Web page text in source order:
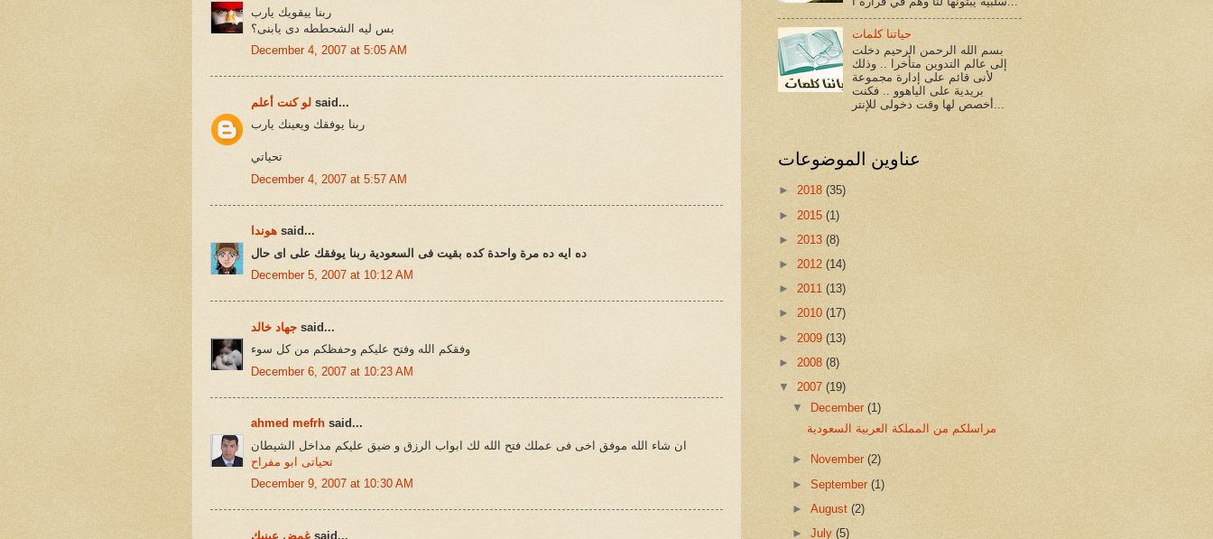
ربنا ييقويك يارب
بس ليه الشحططه دى يابنى؟
December 4, 2007 at 5:05 AM
لو كنت أعلم said...
ربنا يوفقك ويعينك يارب
تحياتي
December 4, 2007 at 5:57 AM
هوندا said...
ده ايه ده مرة واحدة كده بقيت فى السعودية ربنا يوفقك على اى حال
December 5, 2007 at 10:12 AM
جهاد خالد said...
وفقكم الله وفتح عليكم وحفظكم من كل سوء
December 6, 2007 at 10:23 AM
ahmed mefrh said...
ان شاء الله موفق اخى فى عملك فتح الله لك ابواب الرزق و ضيق عليكم مداخل الشيطان
تحياتى ابو مفراح
December 9, 2007 at 10:30 AM
غمض عينيك said...
حياتنا كلمات
بسم الله الرحمن الرحيم دخلت
إلى عالم التدوين متأخرا .. وذلك
لأنى قائم على إدارة مجموعة
بريدية على الياهوو .. فكنت
عناوين الموضوعات
► 2018 (35)
► 2015 (1)
► 2013 (8)
► 2012 (14)
► 2011 (13)
► 2010 (17)
► 2009 (13)
► 2008 (8)
▼ 2007 (19)
▼
December(1)
مراسلكم من المملكة العربية السعودية
► November(2)
►September(1)
►August(2)
►July(5)